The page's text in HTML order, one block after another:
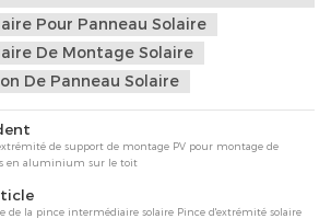
Pour Panneau Solaire
De Montage Solaire
De Panneau Solaire
de support de montage PV pour montage de
en aluminium sur le toit
de la pince intermédiaire solaire Pince d'extrémité solaire